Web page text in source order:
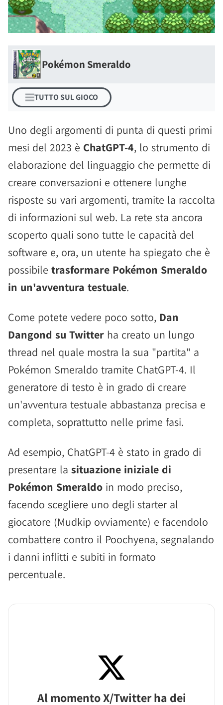
Pokémon Smeraldo
TUTTO SUL GIOCO
Uno degli argomenti di punta di questi primi
mesi del 2023 è ChatGPT-4, lo strumento di
elaborazione del linguaggio che permette di
creare conversazioni e ottenere lunghe
risposte su vari argomenti, tramite la raccolta
di informazioni sul web. La rete sta ancora
scoperto quali sono tutte le capacità del
software e, ora, un utente ha spiegato che è
possibile trasformare Pokémon Smeraldo
in un'avventura testuale.
Come potete vedere poco sotto, Dan
Dangond su Twitter ha creato un lungo
thread nel quale mostra la sua "partita" a
Pokémon Smeraldo tramite ChatGPT-4. Il
generatore di testo è in grado di creare
un'avventura testuale abbastanza precisa e
completa, soprattutto nelle prime fasi.
Ad esempio, ChatGPT-4 è stato in grado di
presentare la situazione iniziale di
Pokémon Smeraldo in modo preciso,
facendo scegliere uno degli starter al
giocatore (Mudkip ovviamente) e facendolo
combattere contro il Poochyena, segnalando
i danni inflitti e subiti in formato
percentuale.
Al momento X/Twitter ha dei